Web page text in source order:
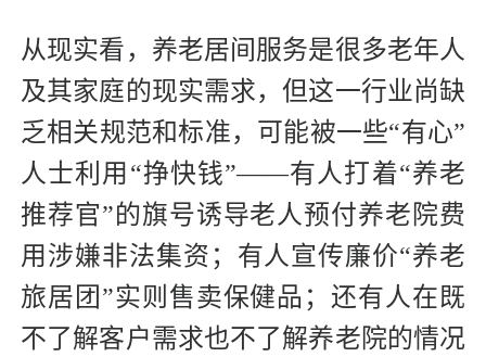
从现实看，养老居间服务是很多老年人
及其家庭的现实需求，但这一行业尚缺
乏相关规范和标准，可能被一些“有心”
人士利用“挣快钱”——有人打着“养老
推荐官”的旗号诱导老人预付养老院费
用涉嫌非法集资；有人宣传廉价“养老
旅居团”实则售卖保健品；还有人在既
不了解客户需求也不了解养老院的情况